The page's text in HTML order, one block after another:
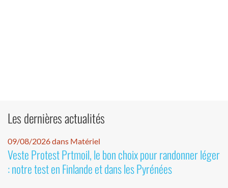
Les dernières actualités
09/08/2026 dans Matériel
Veste Protest Prtmoil, le bon choix pour randonner léger
: notre test en Finlande et dans les Pyrénées